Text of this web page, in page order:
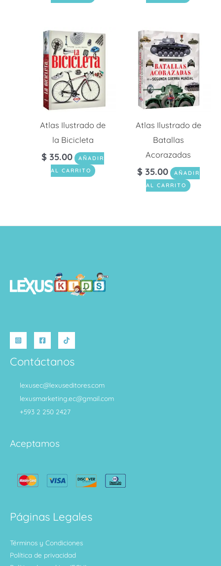
Atlas Ilustrado de
la Bicicleta
$ 35.00
AÑADIR
AL CARRITO
Atlas Ilustrado de
Batallas
Acorazadas
$ 35.00
AÑADIR
AL CARRITO
Contáctanos
lexusec@lexuseditores.com
lexusmarketing.ec@gmail.com
+593 2 250 2427
Aceptamos
Páginas Legales
Términos y Condiciones
Política de privacidad